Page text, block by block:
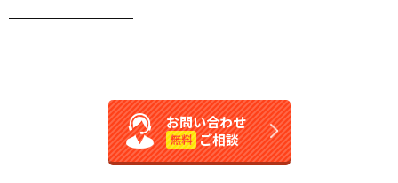
――――――――――
お問い合わせ
無料 ご相談